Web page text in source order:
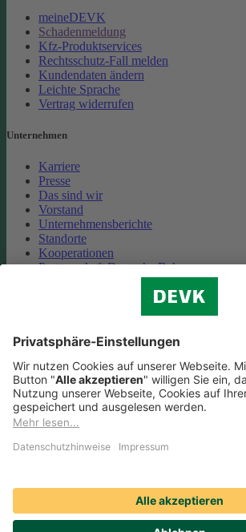
meineDEVK
Schadenmeldung
Kfz-Produktservices
Rechtsschutz-Fall melden
Kundendaten ändern
Leichte Sprache
Vertrag widerrufen
Unternehmen
Karriere
Presse
Das sind wir
Vorstand
Unternehmensberichte
Standorte
Kooperationen
Partnerschaft Deutsche Bahn
Cookie-Einstellungen
Datenschutz
Impressum
Streitbeilegung
Nutzungshinweise
Compliance
Social Media Icons sowie Verlinkungen, die mit